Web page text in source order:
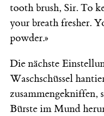
tooth brush, Sir. To
your breath fresher.
powder.»
Die nächste
Waschschüssel
zusammengekniffen,
Bürste im Mund